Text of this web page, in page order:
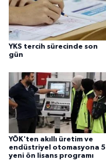
YKS tercih sürecinde son
gün
YÖK'ten akıllı üretim ve
endüstriyel otomasyona 5
yeni ön lisans programı